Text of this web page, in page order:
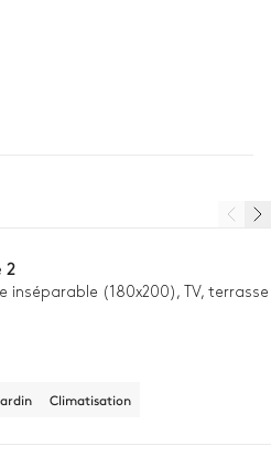
2
inséparable (180x200), TV, terrasse
Climatisation